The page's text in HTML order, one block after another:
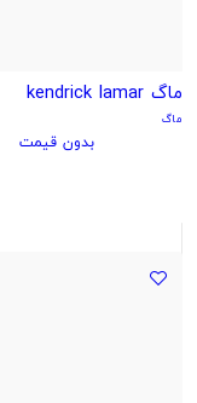
ماگ kendrick lamar
ماگ
بدون قیمت